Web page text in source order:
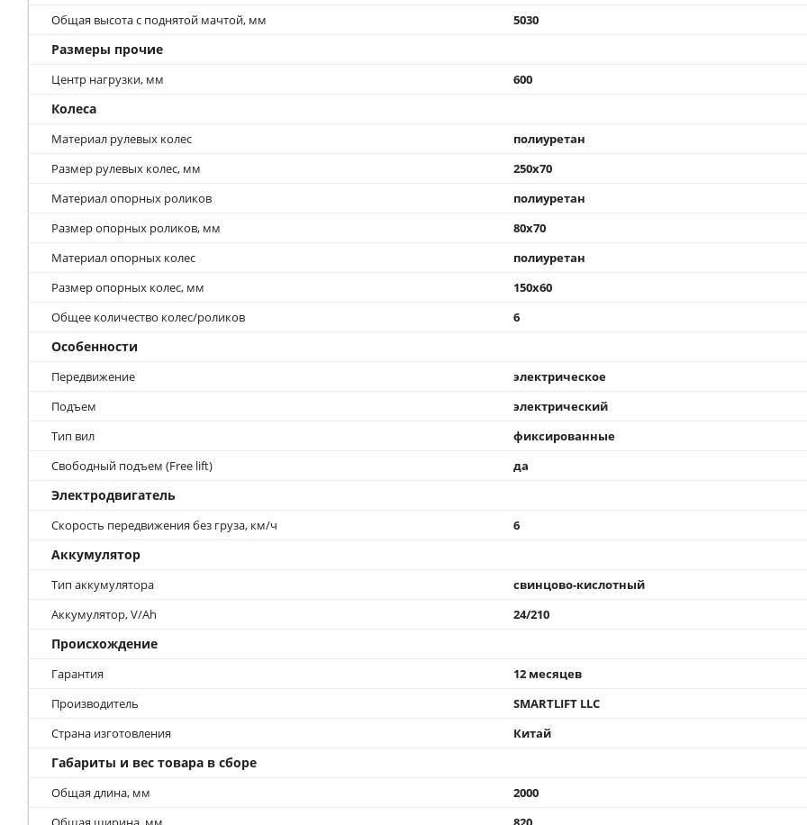
Общая высота с поднятой мачтой, мм
5030
Размеры прочие
Центр нагрузки, мм 600
Колеса
Материал рулевых колес
полиуретан
Размер рулевых колес, мм
250x70
Материал опорных роликов
полиуретан
Размер опорных роликов, мм
80x70
Материал опорных колес
полиуретан
Размер опорных колес, мм
150x60
Общее количество колес/роликов
6
Особенности
Передвижение
электрическое
Подъем
электрический
Тип вил
фиксированные
Свободный подъем (Free lift)
да
Электродвигатель
Скорость передвижения без груза, км/ч 6
Аккумулятор
Тип аккумулятора
свинцово-кислотный
Аккумулятор, V/Ah
24/210
Происхождение
Гарантия
12 месяцев
Производитель
SMARTLIFT LLC
Страна изготовления
Китай
Габариты и вес товара в сборе
Общая длина, мм
2000